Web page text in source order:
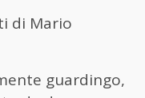
di Mario
guardingo,